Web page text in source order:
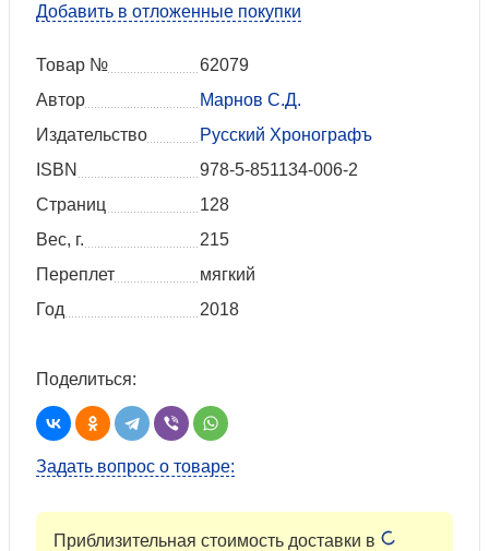
Добавить в отложенные покупки
Товар №
62079
Автор
Марнов С.Д.
Издательство
Русский Хронографъ
ISBN
978-5-851134-006-2
Страниц
128
Вес, г.
215
Переплет
мягкий
Год
2018
Поделиться:
Задать вопрос о товаре:
Приблизительная стоимость доставки в